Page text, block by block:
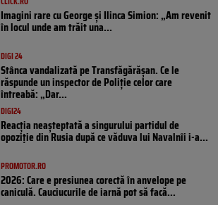
Imagini rare cu George și Ilinca Simion: „Am revenit
în locul unde am trăit una...
DIGI 24
Stânca vandalizată pe Transfăgărășan. Ce le
răspunde un inspector de Poliție celor care
întreabă: „Dar...
DIGI24
Reacția neașteptată a singurului partidul de
opoziţie din Rusia după ce văduva lui Navalnîi i-a...
PROMOTOR.RO
2026: Care e presiunea corectă în anvelope pe
caniculă. Cauciucurile de iarnă pot să facă...